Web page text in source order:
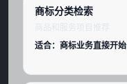
商标分类检索
适合：商标业务直接开始